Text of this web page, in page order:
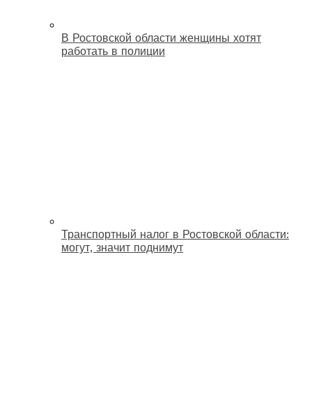
В Ростовской области женщины хотят
работать в полиции
Транспортный налог в Ростовской области:
могут, значит поднимут